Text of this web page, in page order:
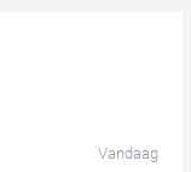
Vandaag